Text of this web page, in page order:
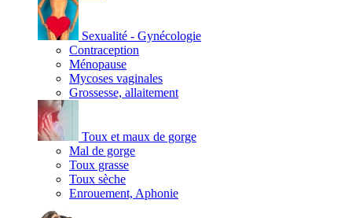
Sexualité - Gynécologie
Contraception
Ménopause
Mycoses vaginales
Grossesse, allaitement
Toux et maux de gorge
Mal de gorge
Toux grasse
Toux sèche
Enrouement, Aphonie